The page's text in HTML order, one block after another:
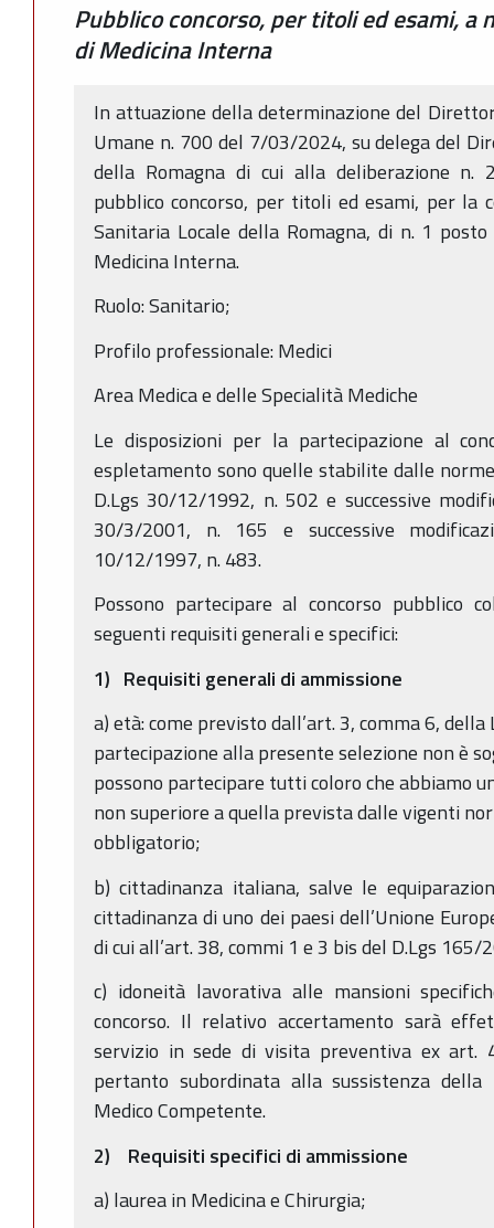
Pubblico concorso, per titoli ed esami, a
di Medicina Interna
In attuazione della determinazione del
Umane n. 700 del 7/03/2024, su delega del
della Romagna di cui alla deliberazione
pubblico concorso, per titoli ed esami, per la
Sanitaria Locale della Romagna, di n. 1
Medicina Interna.
Ruolo: Sanitario;
Profilo professionale: Medici
Area Medica e delle Specialità Mediche
Le disposizioni per la partecipazione al
espletamento sono quelle stabilite dalle
D.Lgs 30/12/1992, n. 502 e successive
30/3/2001, n. 165 e successive
10/12/1997, n. 483.
Possono partecipare al concorso pubblico
seguenti requisiti generali e specifici:
1) Requisiti generali di ammissione
a) età: come previsto dall’art. 3, comma 6,
partecipazione alla presente selezione non è
possono partecipare tutti coloro che abbiamo
non superiore a quella prevista dalle vigenti
obbligatorio;
b) cittadinanza italiana, salve le
cittadinanza di uno dei paesi dell’Unione
di cui all’art. 38, commi 1 e 3 bis del D.Lgs 165/
c) idoneità lavorativa alle mansioni
concorso. Il relativo accertamento sarà
servizio in sede di visita preventiva ex art.
pertanto subordinata alla sussistenza
Medico Competente.
2) Requisiti specifici di ammissione
a) laurea in Medicina e Chirurgia;